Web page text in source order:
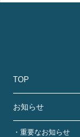
TOP
お知らせ
重要なお知らせ